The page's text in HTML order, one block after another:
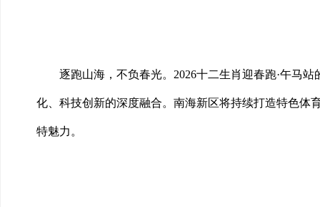
逐跑山海，不负春光。2026十二生肖迎春跑·午马
化、科技创新的深度融合。南海新区将持续打造特色体
特魅力。